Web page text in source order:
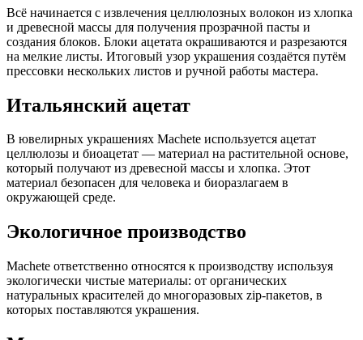
Всё начинается с извлечения целлюлозных волокон из хлопка
и древесной массы для получения прозрачной пасты и
создания блоков. Блоки ацетата окрашиваются и разрезаются
на мелкие листы. Итоговый узор украшения создаётся путём
прессовки нескольких листов и ручной работы мастера.
Итальянский ацетат
В ювелирных украшениях Machete используется ацетат
целлюлозы и биоацетат — материал на растительной основе,
который получают из древесной массы и хлопка. Этот
материал безопасен для человека и биоразлагаем в
окружающей среде.
Экологичное производство
Machete ответственно относятся к производству используя
экологически чистые материалы: от органических
натуральных красителей до многоразовых zip-пакетов, в
которых поставляются украшения.